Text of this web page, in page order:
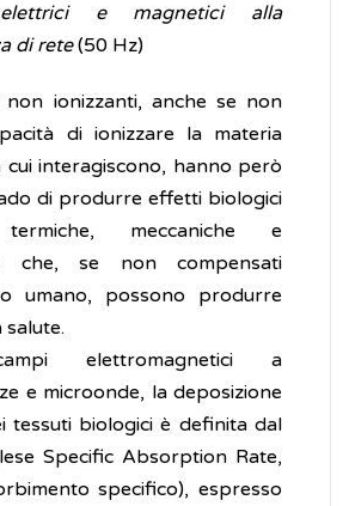
e magnetici alla
di rete(50 Hz)
non ionizzanti, anche se non
di ionizzare la materia
cui interagiscono, hanno però
di produrre effetti biologici
termiche, meccaniche e
che, se non compensati
umano, possono produrre
elettromagnetici a
e microonde, la deposizione
tessuti biologici è definita dal
Specific Absorption Rate,
specifico), espresso